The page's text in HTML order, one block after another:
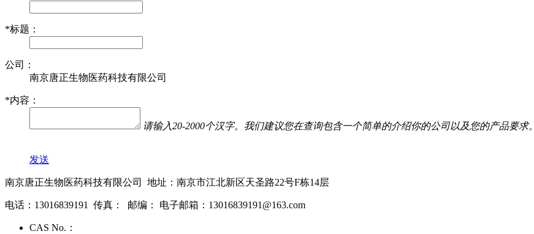
*标题：
公司：
南京唐正生物医药科技有限公司
*内容：
请输入20-2000个汉字。我们建议您在查询包含一个简单的介绍你的公司以及您的产品要求。
发送
南京唐正生物医药科技有限公司 地址：南京市江北新区天圣路22号F栋14层
电话：13016839191 传真： 邮编： 电子邮箱：13016839191@163.com
CAS No.：